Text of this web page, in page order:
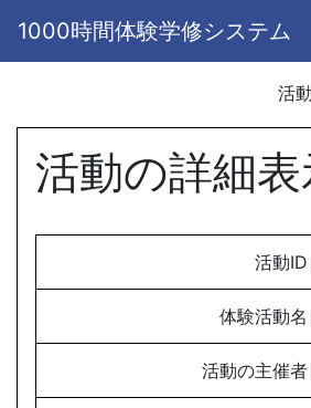
1000時間体験学修システム
活
活動の詳細表
活動ID
体験活動名
活動の主催者